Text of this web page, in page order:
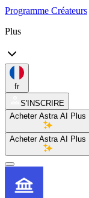
Programme Créateurs
Plus
fr
S'INSCRIRE
Acheter Astra AI Plus
Acheter Astra AI Plus